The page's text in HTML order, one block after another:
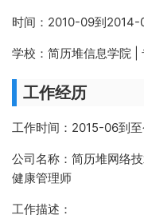
时间：2010-09到2014-
学校：简历堆信息学院 |
工作经历
工作时间：2015-06到
公司名称：简历堆网络
健康管理师
工作描述：